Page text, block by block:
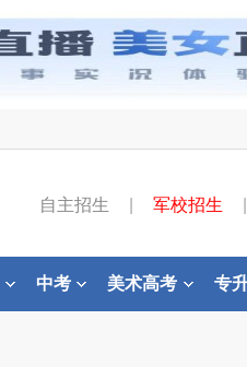
自主招生 军校招生
中考 美术高考 专